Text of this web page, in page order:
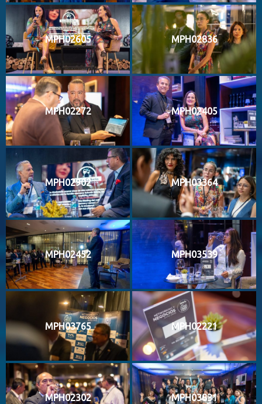
MPH02605 MPH02836
MPH02272 MPH02405
MPH02902 MPH03364
MPH02452 MPH03539
MPH03765 MPH02221
MPH02302 MPH03831